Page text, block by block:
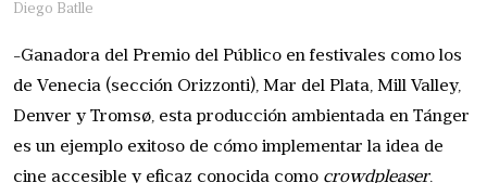
Diego Batlle
-Ganadora del Premio del Público en festivales como los
de Venecia (sección Orizzonti), Mar del Plata, Mill Valley,
Denver y Tromsø, esta producción ambientada en Tánger
es un ejemplo exitoso de cómo implementar la idea de
cine accesible y eficaz conocida como crowdpleaser.